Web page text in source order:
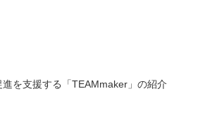
進を支援する「TEAMmaker」の紹介